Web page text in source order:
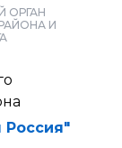
ОРГАН
И
Россия"